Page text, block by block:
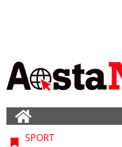
SPORT